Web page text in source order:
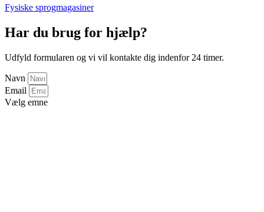
Fysiske sprogmagasiner
Har du brug for hjælp?
Udfyld formularen og vi vil kontakte dig indenfor 24 timer.
Navn
Email
Vælg emne